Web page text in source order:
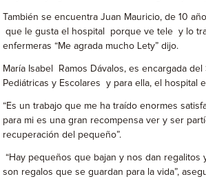
También se encuentra Juan Mauricio, de 10
que le gusta el hospital porque ve tele y lo
enfermeras “Me agrada mucho Lety” dijo.
María Isabel Ramos Dávalos, es encargada
Pediátricas y Escolares y para ella, el hospital
“Es un trabajo que me ha traído enormes
para mi es una gran recompensa ver y ser
recuperación del pequeño”.
“Hay pequeños que bajan y nos dan regalitos
son regalos que se guardan para la vida”,